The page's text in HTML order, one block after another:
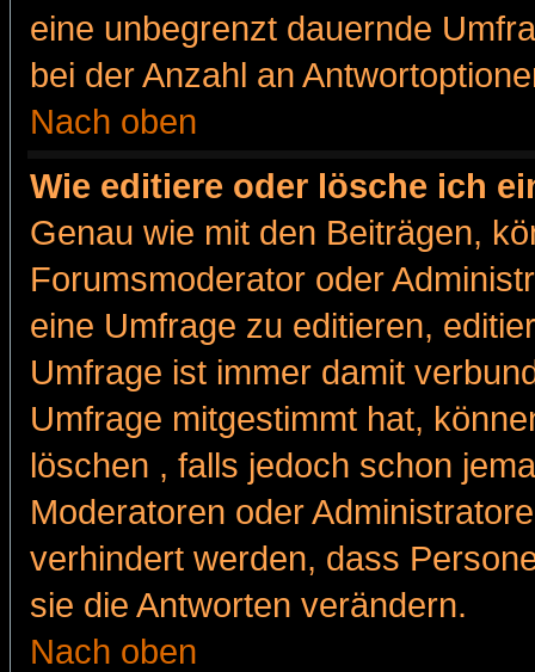
eine unbegrenzt dauernde
bei der Anzahl an
Nach oben
Wie editiere oder lösche ich
Genau wie mit den Beiträgen,
Forumsmoderator oder
eine Umfrage zu editieren,
Umfrage ist immer damit
Umfrage mitgestimmt hat,
löschen , falls jedoch schon
Moderatoren oder
verhindert werden, dass
sie die Antworten verändern.
Nach oben